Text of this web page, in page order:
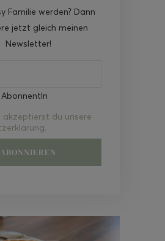
Familie werden? Dann
jetzt gleich meinen
Newsletter!
akzeptierst du unsere